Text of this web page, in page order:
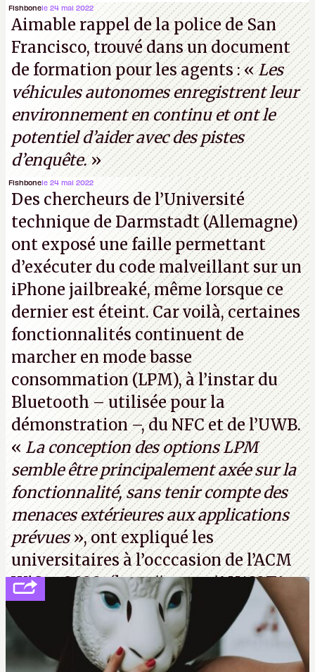
garantir une sécurité inconditionnelle entre des
parties distantes. Vous ne comprenez rien ? C’est
normal, ça fait toujours ça avec le quantique.
(Crédit photo : China Telecom)
Fishbonele 24 mai 2022
Aimable rappel de la police de San
Francisco, trouvé dans un document
de formation pour les agents : «Les
véhicules autonomes enregistrent leur
environnement en continu et ont le
potentiel d’aider avec des pistes
d’enquête.»
Fishbonele 24 mai 2022
Des chercheurs de l’Université
technique de Darmstadt (Allemagne)
ont exposé une faille permettant
d’exécuter du code malveillant sur un
iPhone jailbreaké, même lorsque ce
dernier est éteint. Car voilà, certaines
fonctionnalités continuent de
marcher en mode basse
consommation (LPM), à l’instar du
Bluetooth – utilisée pour la
démonstration –, du NFC et de l’UWB.
« La conception des options LPM
semble être principalement axée sur la
fonctionnalité, sans tenir compte des
menaces extérieures aux applications
prévues», ont expliqué les
universitaires à l’occcasion de l’ACM
WiSec 2022. (http://cpc.cx/AH432T1
(PDF) - Crédit photo : Pexels - Tyler
Lastovich)